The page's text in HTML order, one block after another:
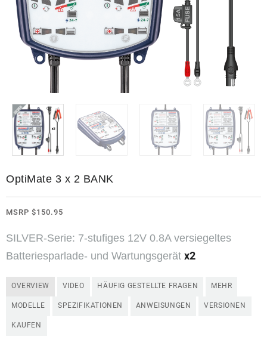
OptiMate 3 x 2 BANK
MSRP $150.95
SILVER-Serie: 7-stufiges 12V 0.8A versiegeltes
Batteriesparlade- und Wartungsgerät x2
OVERVIEW VIDEO HÄUFIG GESTELLTE FRAGEN MEHR
MODELLE SPEZIFIKATIONEN ANWEISUNGEN VERSIONEN
KAUFEN